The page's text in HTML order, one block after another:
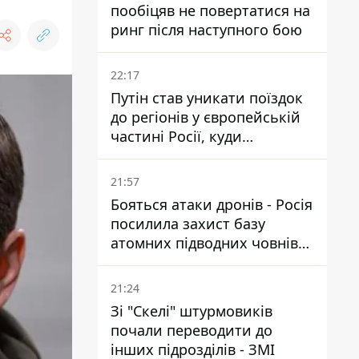
пообіцяв не повертатися на
ринг після наступного бою
22:17
Путін став уникати поїздок
до регіонів у європейській
частині Росії, куди
регулярно долітають дрони
21:57
Бояться атаки дронів - Росія
посилила захист базу
атомних підводних човнів
за 7400 км від України
21:24
Зі "Скелі" штурмовиків
почали переводити до
інших підрозділів - ЗМІ